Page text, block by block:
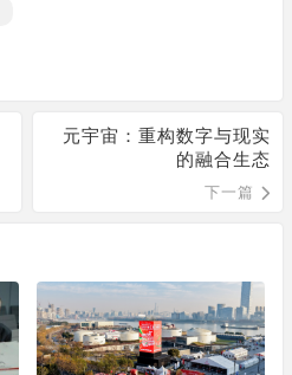
元宇宙：重构数字与现实
的融合生态
下一篇